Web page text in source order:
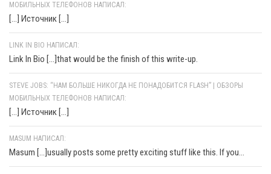
МОБИЛЬНЫХ ТЕЛЕФОНОВ НАПИСАЛ:
[…] Источник […]
LINK IN BIO НАПИСАЛ:
Link In Bio [...]that would be the finish of this write-up.
STEVE JOBS: “НАМ БОЛЬШЕ НИКОГДА НЕ ПОНАДОБИТСЯ FLASH” | ОБЗОРЫ
МОБИЛЬНЫХ ТЕЛЕФОНОВ НАПИСАЛ:
[…] Источник […]
MASUM НАПИСАЛ:
Masum [...]usually posts some pretty exciting stuff like this. If you...